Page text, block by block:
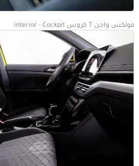
فولكس واجن T كروس interior - Cockpit